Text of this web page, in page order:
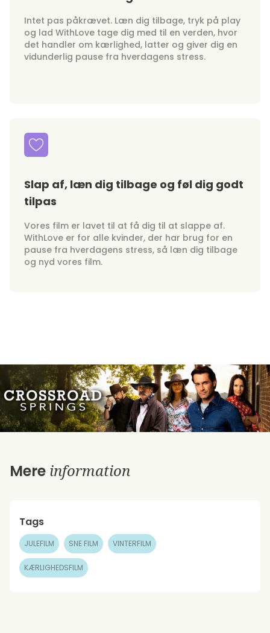
Intet pas påkrævet. Læn dig tilbage, tryk på play
og lad WithLove tage dig med til en verden, hvor
det handler om kærlighed, latter og giver dig en
vidunderlig pause fra hverdagens stress.
Slap af, læn dig tilbage og føl dig godt
tilpas
Vores film er lavet til at få dig til at slappe af.
WithLove er for alle kvinder, der har brug for en
pause fra hverdagens stress, så læn dig tilbage
og nyd vores film.
Mere information
Tags
JULEFILM SNE FILM VINTERFILM
KÆRLIGHEDSFILM